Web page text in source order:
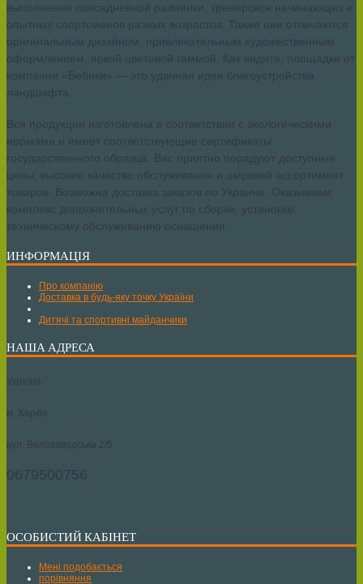
выполнения повседневной разминки, тренировок начинающих и
опытных спортсменов разных возрастов. Также они отличаются
оригинальным дизайном, привлекательным художественным
оформлением, яркой цветовой гаммой. Как видите, площадки от
компании «Бебики» — это удачная идея благоустройства
ландшафта.
Вся продукция изготовлена в соответствии с экологическими
нормами и имеет соответствующие сертификаты
государственного образца. Вас приятно порадуют доступные
цены, высокое качество обслуживания и широкий ассортимент
товаров. Возможна доставка заказов по Украине. Оказываем
комплекс дополнительных услуг по сборке, установке,
техническому обслуживанию оснащения.
ИНФОРМАЦІЯ
Про компанію
Доставка в будь-яку точку України
Дитячі та спортивні майданчики
НАША АДРЕСА
Україна
м. Харків,
вул. Велозаводська 2/5
0679500756
ОСОБИСТИЙ КАБІНЕТ
Мені подобається
порівняння